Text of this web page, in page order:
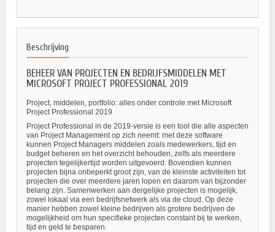
Beschrijving
BEHEER VAN PROJECTEN EN BEDRIJFSMIDDELEN MET
MICROSOFT PROJECT PROFESSIONAL 2019
Project, middelen, portfolio: alles onder controle met Microsoft
Project Professional 2019
Project Professional in de 2019-versie is een tool die alle aspecten
van Project Management op zich neemt: met deze software
kunnen Project Managers middelen zoals medewerkers, tijd en
budget beheren en het overzicht behouden, zelfs als meerdere
projecten tegelijkertijd worden uitgevoerd. Bovendien kunnen
projecten bijna onbeperkt groot zijn, van de kleinste activiteiten tot
projecten die over meerdere jaren lopen en daarom van bijzonder
belang zijn. Samenwerken aan dergelijke projecten is mogelijk,
zowel lokaal via een bedrijfsnetwerk als via de cloud. Op deze
manier hebben zowel kleine bedrijven als grotere bedrijven de
mogelijkheid om hun specifieke projecten constant bij te werken,
tijd en geld te besparen.